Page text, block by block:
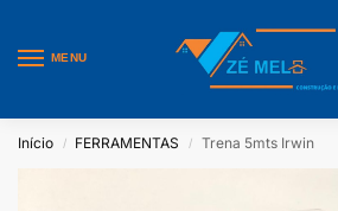
MENU
Início / FERRAMENTAS / Trena 5mts Irwin